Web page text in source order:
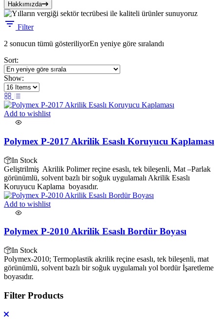
Hakkımızda
Filter
2 sonucun tümü gösteriliyorEn yeniye göre sıralandı
Sort:
Show:
Add to wishlist
Polymex P-2017 Akrilik Esaslı Koruyucu Kaplaması
In Stock
Geliştrilmiş Akrilik Polimer reçine esaslı, tek bileşenli, Mat –Parlak
görünümlü, solvent bazlı bir soğuk uygulamalı Akrilik Esaslı
Koruyucu Kaplama boyasıdır.
Add to wishlist
Polymex P-2010 Akrilik Esaslı Bordür Boyası
In Stock
Polymex-2010; Termoplastik akrilik reçine esaslı, tek bileşenli, mat
görünümlü, solvent bazlı bir soğuk uygulamalı yol bordür İşaretleme
boyasıdır.
Filter Products